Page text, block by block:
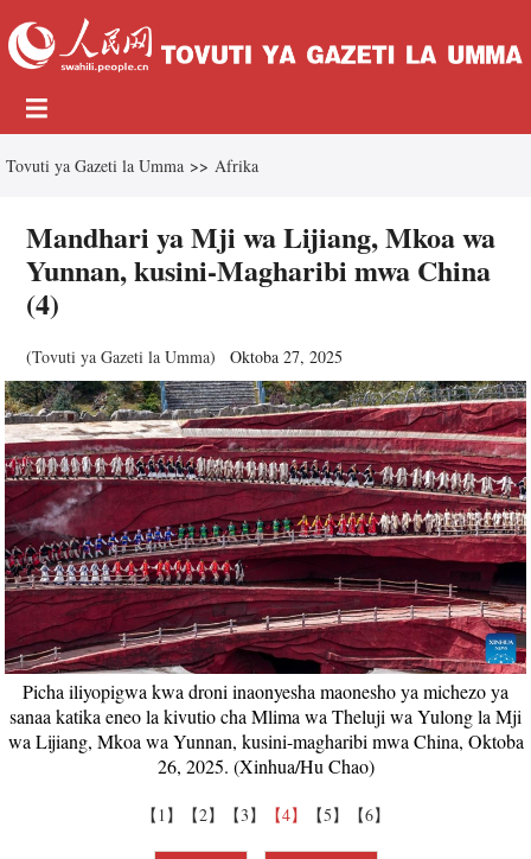
Tovuti ya Gazeti la Umma >> Afrika
Mandhari ya Mji wa Lijiang, Mkoa wa
Yunnan, kusini-Magharibi mwa China
(4)
(Tovuti ya Gazeti la Umma) Oktoba 27, 2025
Picha iliyopigwa kwa droni inaonyesha maonesho ya michezo ya
sanaa katika eneo la kivutio cha Mlima wa Theluji wa Yulong la Mji
wa Lijiang, Mkoa wa Yunnan, kusini-magharibi mwa China, Oktoba
26, 2025. (Xinhua/Hu Chao)
【1】 【2】 【3】 【4】 【5】 【6】